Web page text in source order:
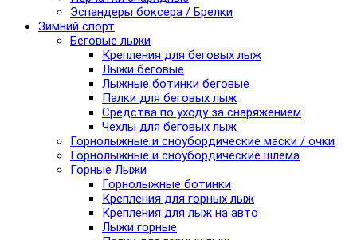
Эспандеры боксера / Брелки
Зимний спорт
Беговые лыжи
Крепления для беговых лыж
Лыжи беговые
Лыжные ботинки беговые
Палки для беговых лыж
Средства по уходу за снаряжением
Чехлы для беговых лыж
Горнолыжные и сноубордические маски / очки
Горнолыжные и сноубордические шлема
Горные Лыжи
Горнолыжные ботинки
Крепления для горных лыж
Крепления для лыж на авто
Лыжи горные